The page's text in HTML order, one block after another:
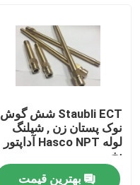
Staubli ECT شش گوش
نوک پستان زن , شیلنگ
لوله Hasco NPT آداپتور
نخ
بهترین قیمت